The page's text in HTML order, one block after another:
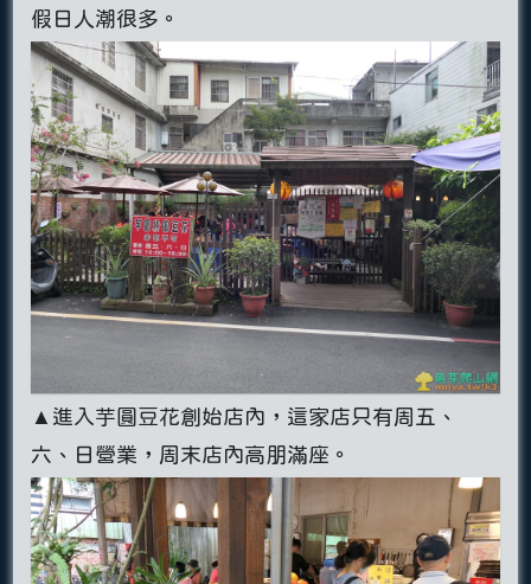
假日人潮很多。
▲進入芋圓豆花創始店內，這家店只有周五、
六、日營業，周末店內高朋滿座。